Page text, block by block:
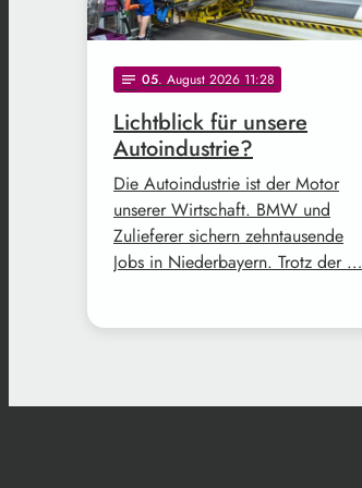
notes 05. August 2026 11:28
Lichtblick für unsere
Autoindustrie?
Die Autoindustrie ist der Motor
unserer Wirtschaft. BMW und
Zulieferer sichern zehntausende
Jobs in Niederbayern. Trotz der …